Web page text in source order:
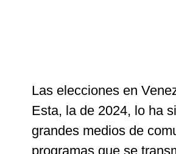
Las elecciones en
Esta, la de 2024, lo ha
grandes medios de
programas que se